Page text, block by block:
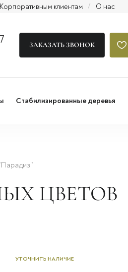
клиентам / О нас
ЗАКАЗАТЬ ЗВОНОК
Стабилизированные деревья
ЦВЕТОВ
УТОЧНИТЬ НАЛИЧИЕ